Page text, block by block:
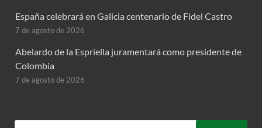
España celebrará en Galicia centenario de Fidel Castro
7 de agosto de 2026
Abelardo de la Espriella juramentará como presidente de
Colombia
7 de agosto de 2026